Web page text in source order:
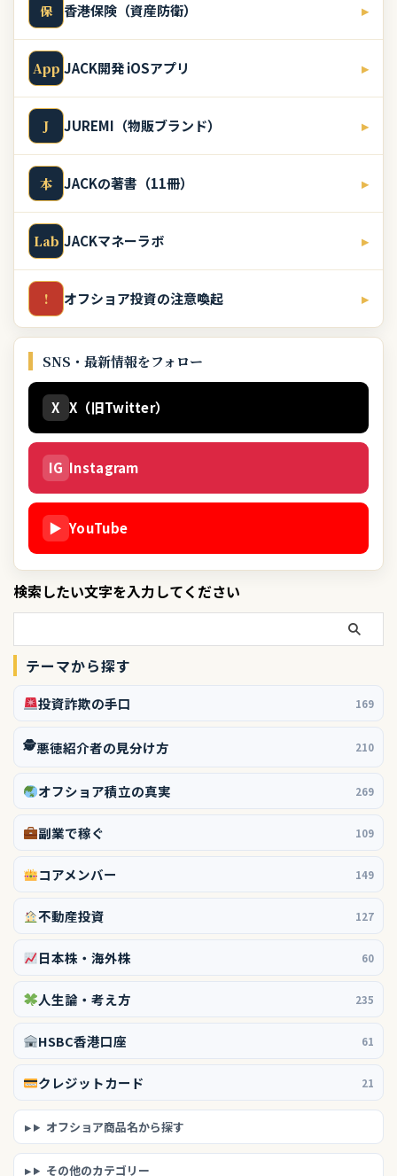
保 香港保険（資産防衛） ▸
App JACK開発 iOSアプリ ▸
J JUREMI（物販ブランド） ▸
本 JACKの著書（11冊） ▸
Lab JACKマネーラボ ▸
! オフショア投資の注意喚起 ▸
SNS・最新情報をフォロー
X X（旧Twitter）
IG Instagram
▶ YouTube
検索したい文字を入力してください
テーマから探す
投資詐欺の手口 169
🕵️悪徳紹介者の見分け方 210
オフショア積立の真実 269
副業で稼ぐ 109
コアメンバー 149
不動産投資 127
日本株・海外株 60
人生論・考え方 235
HSBC香港口座 61
クレジットカード 21
オフショア商品名から探す
その他のカテゴリー